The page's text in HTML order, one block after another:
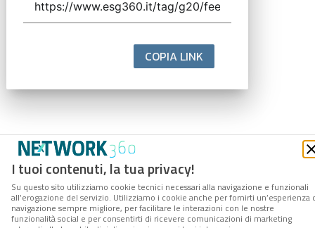
I tuoi contenuti, la tua privacy!
Su questo sito utilizziamo cookie tecnici necessari alla navigazione e funzionali
all’erogazione del servizio. Utilizziamo i cookie anche per fornirti un’esperienza
navigazione sempre migliore, per facilitare le interazioni con le nostre
funzionalità social e per consentirti di ricevere comunicazioni di marketing
COPIA LINK